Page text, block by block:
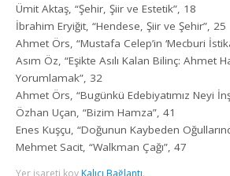
Ümit Aktaş, “Şehir, Şiir ve Estetik”, 18
İbrahim Eryiğit, “Hendese, Şiir ve Şehir”, 25
Ahmet Örs, “Mustafa Celep’in ‘Mecburi
Asım Öz, “Eşikte Asılı Kalan Bilinç: Ahmet
Yorumlamak”, 32
Ahmet Örs, “Bugünkü Edebiyatımız Neyi
Özhan Uçan, “Bizim Hamza”, 41
Enes Kuşçu, “Doğunun Kaybeden
Mehmet Sacit, “Walkman Çağı”, 47
Yer işareti koy Kalıcı Bağlantı.